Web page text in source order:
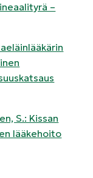
–
S.: Kissan
lääkehoito